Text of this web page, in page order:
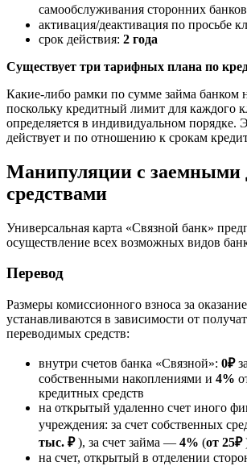
самообслуживания сторонних
активация/деактивация по просьбе
срок действия: 2 года
Существует три тарифных плана по
Какие-либо рамки по сумме займа банком
поскольку кредитный лимит для каждого
определяется в индивидуальном порядке.
действует и по отношению к срокам
Манипуляции с
средствами
Универсальная карта «Связной банк»
осуществление всех возможных видов
Перевод
Размеры комиссионного взноса за
устанавливаются в зависимости от
переводимых средств:
внутри счетов банка «Связной»: 0₽
собственными накоплениями и 4%
кредитных средств
на открытый удаленно счет иного
учреждения: за счет собственных
тыс. ₽), за счет займа — 4% (от 25₽
на счет, открытый в отделении